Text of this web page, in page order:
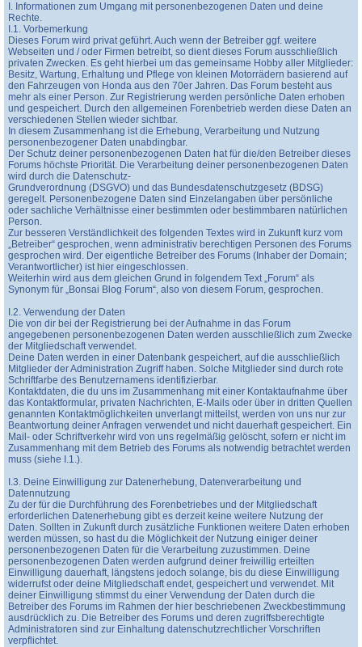
I. Informationen zum Umgang mit personenbezogenen Daten und deine
Rechte.
I.1. Vorbemerkung
Dieses Forum wird privat geführt. Auch wenn der Betreiber ggf. weitere
Webseiten und / oder Firmen betreibt, so dient dieses Forum ausschließlich
privaten Zwecken. Es geht hierbei um das gemeinsame Hobby aller Mitglieder:
Besitz, Wartung, Erhaltung und Pflege von kleinen Motorrädern basierend auf
den Fahrzeugen von Honda aus den 70er Jahren. Das Forum besteht aus
mehr als einer Person. Zur Registrierung werden persönliche Daten erhoben
und gespeichert. Durch den allgemeinen Forenbetrieb werden diese Daten an
verschiedenen Stellen wieder sichtbar.
In diesem Zusammenhang ist die Erhebung, Verarbeitung und Nutzung
personenbezogener Daten unabdingbar.
Der Schutz deiner personenbezogenen Daten hat für die/den Betreiber dieses
Forums höchste Priorität. Die Verarbeitung deiner personenbezogenen Daten
wird durch die Datenschutz-
Grundverordnung (DSGVO) und das Bundesdatenschutzgesetz (BDSG)
geregelt. Personenbezogene Daten sind Einzelangaben über persönliche
oder sachliche Verhältnisse einer bestimmten oder bestimmbaren natürlichen
Person.
Zur besseren Verständlichkeit des folgenden Textes wird in Zukunft kurz vom
„Betreiber“ gesprochen, wenn administrativ berechtigen Personen des Forums
gesprochen wird. Der eigentliche Betreiber des Forums (Inhaber der Domain;
Verantwortlicher) ist hier eingeschlossen.
Weiterhin wird aus dem gleichen Grund in folgendem Text „Forum“ als
Synonym für „Bonsai Blog Forum“, also von diesem Forum, gesprochen.
I.2. Verwendung der Daten
Die von dir bei der Registrierung bei der Aufnahme in das Forum
angegebenen personenbezogenen Daten werden ausschließlich zum Zwecke
der Mitgliedschaft verwendet.
Deine Daten werden in einer Datenbank gespeichert, auf die ausschließlich
Mitglieder der Administration Zugriff haben. Solche Mitglieder sind durch rote
Schriftfarbe des Benutzernamens identifizierbar.
Kontaktdaten, die du uns im Zusammenhang mit einer Kontaktaufnahme über
das Kontaktformular, privaten Nachrichten, E-Mails oder über in dritten Quellen
genannten Kontaktmöglichkeiten unverlangt mitteilst, werden von uns nur zur
Beantwortung deiner Anfragen verwendet und nicht dauerhaft gespeichert. Ein
Mail- oder Schriftverkehr wird von uns regelmäßig gelöscht, sofern er nicht im
Zusammenhang mit dem Betrieb des Forums als notwendig betrachtet werden
muss (siehe I.1.).
I.3. Deine Einwilligung zur Datenerhebung, Datenverarbeitung und
Datennutzung
Zu der für die Durchführung des Forenbetriebes und der Mitgliedschaft
erforderlichen Datenerhebung gibt es derzeit keine weitere Nutzung der
Daten. Sollten in Zukunft durch zusätzliche Funktionen weitere Daten erhoben
werden müssen, so hast du die Möglichkeit der Nutzung einiger deiner
personenbezogenen Daten für die Verarbeitung zuzustimmen. Deine
personenbezogenen Daten werden aufgrund deiner freiwillig erteilten
Einwilligung dauerhaft, längstens jedoch solange, bis du diese Einwilligung
widerrufst oder deine Mitgliedschaft endet, gespeichert und verwendet. Mit
deiner Einwilligung stimmst du einer Verwendung der Daten durch die
Betreiber des Forums im Rahmen der hier beschriebenen Zweckbestimmung
ausdrücklich zu. Die Betreiber des Forums und deren zugriffsberechtigte
Administratoren sind zur Einhaltung datenschutzrechtlicher Vorschriften
verpflichtet.